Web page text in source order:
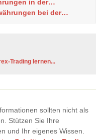
in der…
bei der…
Trading lernen...
sollten nicht als
Stützen Sie Ihre
und Ihr eigenes Wissen.